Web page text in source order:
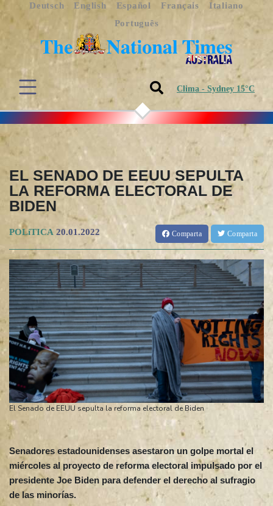
Deutsch English Español Français
Italiano
Português
Clima - Sydney 15°C
EL SENADO DE EEUU SEPULTA
LA REFORMA ELECTORAL DE
BIDEN
POLíTICA 20.01.2022 Comparta Comparta
El Senado de EEUU sepulta la reforma electoral de Biden
Senadores estadounidenses asestaron un golpe mortal el
miércoles al proyecto de reforma electoral impulsado por el
presidente Joe Biden para defender el derecho al sufragio
de las minorías.